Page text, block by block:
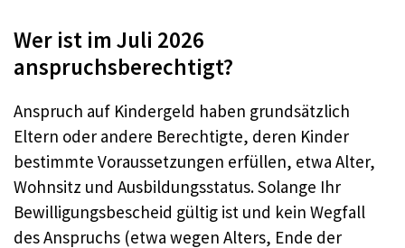
Wer ist im Juli 2026
anspruchsberechtigt?
Anspruch auf Kindergeld haben grundsätzlich
Eltern oder andere Berechtigte, deren Kinder
bestimmte Voraussetzungen erfüllen, etwa Alter,
Wohnsitz und Ausbildungsstatus. Solange Ihr
Bewilligungsbescheid gültig ist und kein Wegfall
des Anspruchs (etwa wegen Alters, Ende der